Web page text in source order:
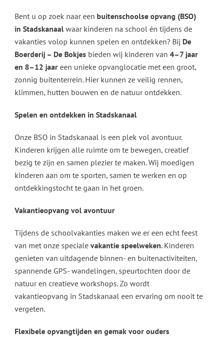
Bent u op zoek naar een buitenschoolse opvang (BSO)
in Stadskanaal waar kinderen na school én tijdens de
vakanties volop kunnen spelen en ontdekken? Bij De
Boerderij – De Bokjes bieden wij kinderen van 4–7 jaar
en 8–12 jaar een unieke opvanglocatie met een groot,
zonnig buitenterrein. Hier kunnen ze veilig rennen,
klimmen, hutten bouwen en de natuur ontdekken.
Spelen en ontdekken in Stadskanaal
Onze BSO in Stadskanaal is een plek vol avontuur.
Kinderen krijgen alle ruimte om te bewegen, creatief
bezig te zijn en samen plezier te maken. Wij moedigen
kinderen aan om te sporten, samen te werken en op
ontdekkingstocht te gaan in het groen.
Vakantieopvang vol avontuur
Tijdens de schoolvakanties maken we er een echt feest
van met onze speciale vakantie speelweken. Kinderen
genieten van uitdagende binnen- en buitenactiviteiten,
spannende GPS- wandelingen, speurtochten door de
natuur en creatieve workshops. Zo wordt
vakantieopvang in Stadskanaal een ervaring om nooit te
vergeten.
Flexibele opvangtijden en gemak voor ouders